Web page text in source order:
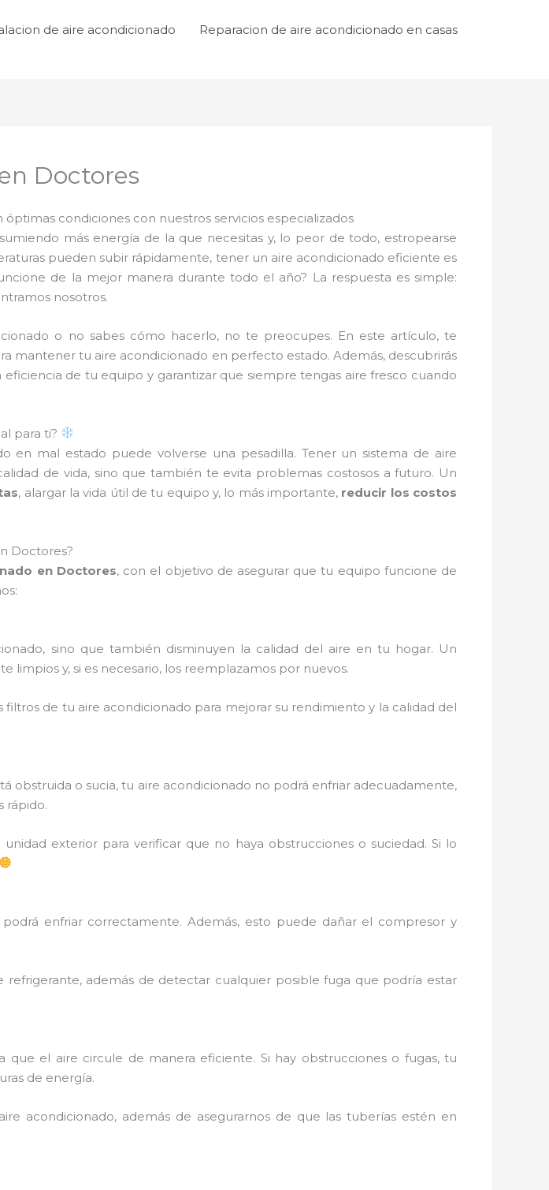
de aire acondicionado
Reparacion de aire acondicionado en casas
Doctores
condiciones con nuestros servicios especializados
más energía de la que necesitas y, lo peor de todo, estropearse
pueden subir rápidamente, tener un aire acondicionado eficiente es
de la mejor manera durante todo el año? La respuesta es simple:
nosotros.
o no sabes cómo hacerlo, no te preocupes. En este artículo, te
mantener tu aire acondicionado en perfecto estado. Además, descubrirás
de tu equipo y garantizar que siempre tengas aire fresco cuando
para ti?
en mal estado puede volverse una pesadilla. Tener un sistema de aire
de vida, sino que también te evita problemas costosos a futuro. Un
, alargar la vida útil de tu equipo y, lo más importante, reducir los costos
Doctores?
en Doctores, con el objetivo de asegurar que tu equipo funcione de
sino que también disminuyen la calidad del aire en tu hogar. Un
y, si es necesario, los reemplazamos por nuevos.
de tu aire acondicionado para mejorar su rendimiento y la calidad del
obstruida o sucia, tu aire acondicionado no podrá enfriar adecuadamente,
rápido.
exterior para verificar que no haya obstrucciones o suciedad. Si lo
enfriar correctamente. Además, esto puede dañar el compresor y
refrigerante, además de detectar cualquier posible fuga que podría estar
que el aire circule de manera eficiente. Si hay obstrucciones o fugas, tu
de energía.
acondicionado, además de asegurarnos de que las tuberías estén en